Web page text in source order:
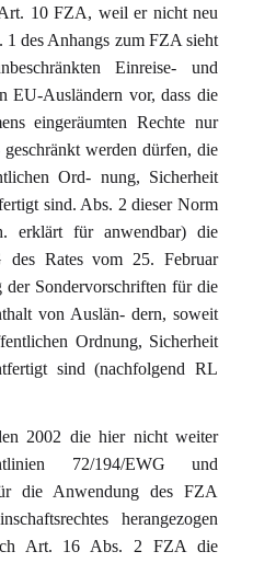
10 FZA, weil er nicht neu
1 des Anhangs zum FZA sieht
Einreise- und
EU-Ausländern vor, dass die
eingeräumten Rechte nur
werden dürfen, die
Ord- nung, Sicherheit
sind. Abs. 2 dieser Norm
erklärt für anwendbar) die
des Rates vom 25. Februar
Sondervorschriften für die
von Auslän- dern, soweit
Ordnung, Sicherheit
sind (nachfolgend RL
2002 die hier nicht weiter
72/194/EWG und
die Anwendung des FZA
herangezogen
Art. 16 Abs. 2 FZA die